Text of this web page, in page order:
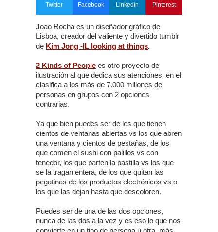
Twitter Facebook Linkedin Pinterest
Joao Rocha es un diseñador gráfico de
Lisboa, creador del valiente y divertido tumblr
de Kim Jong -IL looking at things.
2 Kinds of People es otro proyecto de
ilustración al que dedica sus atenciones, en el
clasifica a los más de 7.000 millones de
personas en grupos con 2 opciones
contrarias.
Ya que bien puedes ser de los que tienen
cientos de ventanas abiertas vs los que abren
una ventana y cientos de pestañas, de los
que comen el sushi con palillos vs con
tenedor, los que parten la pastilla vs los que
se la tragan entera, de los que quitan las
pegatinas de los productos electrónicos vs o
los que las dejan hasta que descoloren.
Puedes ser de una de las dos opciones,
nunca de las dos a la vez y es eso lo que nos
convierte en un tipo de persona u otra, más